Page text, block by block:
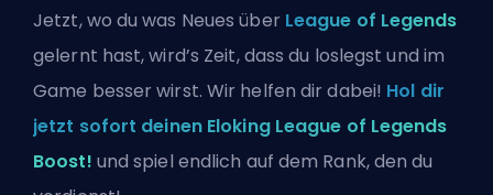
Jetzt, wo du was Neues über League of Legends
gelernt hast, wird’s Zeit, dass du loslegst und im
Game besser wirst. Wir helfen dir dabei! Hol dir
jetzt sofort deinen Eloking League of Legends
Boost! und spiel endlich auf dem Rank, den du